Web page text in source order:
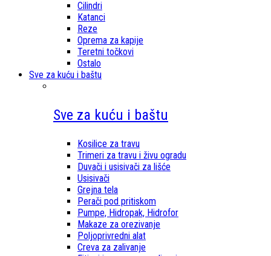
Cilindri
Katanci
Reze
Oprema za kapije
Teretni točkovi
Ostalo
Sve za kuću i baštu
Sve za kuću i baštu
Kosilice za travu
Trimeri za travu i živu ogradu
Duvači i usisivači za lišće
Usisivači
Grejna tela
Perači pod pritiskom
Pumpe, Hidropak, Hidrofor
Makaze za orezivanje
Poljoprivredni alat
Creva za zalivanje